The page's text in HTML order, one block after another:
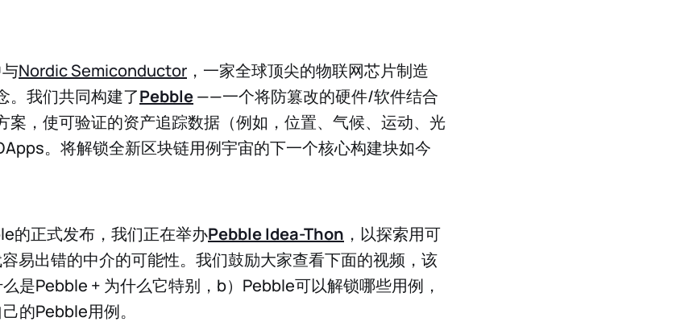
Nordic Semiconductor ，一家全球顶尖的物联网芯片制造
。我们共同构建了Pebble——一个将防篡改的硬件/软件结合
案，使可验证的资产追踪数据（例如，位置、气候、运动、光
。将解锁全新区块链用例宇宙的下一个核心构建块如今
的正式发布，我们正在举办Pebble Idea-Thon ，以探索用可
易出错的中介的可能性。我们鼓励大家查看下面的视频，该
是Pebble + 为什么它特别，b）Pebble可以解锁哪些用例，
的Pebble用例。